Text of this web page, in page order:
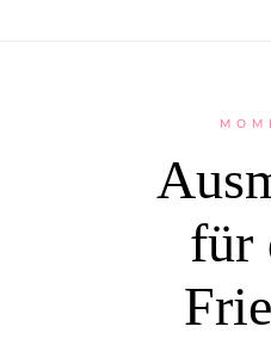
für